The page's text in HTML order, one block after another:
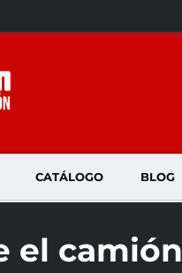
CATÁLOGO BLOG
el camión